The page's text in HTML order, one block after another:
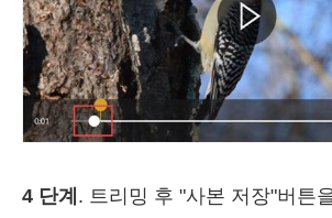
4 단계 . 트리밍 후 "사본 저장"버튼